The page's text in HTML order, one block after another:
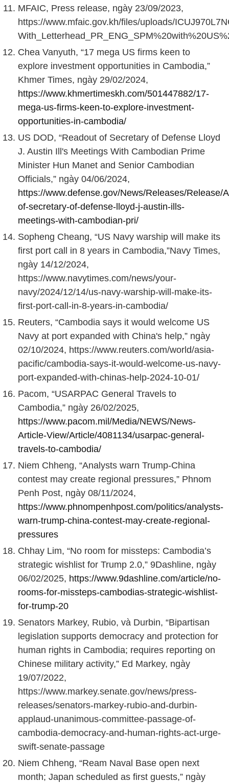
MFAIC, Press release, ngày 23/09/2023,
https://www.mfaic.gov.kh/files/uploads/
Chea Vanyuth, “17 mega US firms keen to
explore investment opportunities in Cambodia,”
Khmer Times, ngày 29/02/2024,
https://www.khmertimeskh.com/501447882/17-
mega-us-firms-keen-to-explore-investment-
opportunities-in-cambodia/
US DOD, “Readout of Secretary of Defense Lloyd
J. Austin Ill's Meetings With Cambodian Prime
Minister Hun Manet and Senior Cambodian
Officials,” ngày 04/06/2024,
https://www.defense.gov/News/Releases/Release/
of-secretary-of-defense-lloyd-j-austin-ills-
meetings-with-cambodian-pri/
Sopheng Cheang, “US Navy warship will make its
first port call in 8 years in Cambodia,”Navy Times,
ngày 14/12/2024,
https://www.navytimes.com/news/your-
navy/2024/12/14/us-navy-warship-will-make-its-
first-port-call-in-8-years-in-cambodia/
Reuters, “Cambodia says it would welcome US
Navy at port expanded with China's help,” ngày
02/10/2024, https://www.reuters.com/world/asia-
pacific/cambodia-says-it-would-welcome-us-navy-
port-expanded-with-chinas-help-2024-10-01/
Pacom, “USARPAC General Travels to
Cambodia,” ngày 26/02/2025,
https://www.pacom.mil/Media/NEWS/News-
Article-View/Article/4081134/usarpac-general-
travels-to-cambodia/
Niem Chheng, “Analysts warn Trump-China
contest may create regional pressures,” Phnom
Penh Post, ngày 08/11/2024,
https://www.phnompenhpost.com/politics/analysts-
warn-trump-china-contest-may-create-regional-
pressures
Chhay Lim, “No room for missteps: Cambodia’s
strategic wishlist for Trump 2.0,” 9Dashline, ngày
06/02/2025, https://www.9dashline.com/article/no-
rooms-for-missteps-cambodias-strategic-wishlist-
for-trump-20
Senators Markey, Rubio, và Durbin, “Bipartisan
legislation supports democracy and protection for
human rights in Cambodia; requires reporting on
Chinese military activity,” Ed Markey, ngày
19/07/2022,
https://www.markey.senate.gov/news/press-
releases/senators-markey-rubio-and-durbin-
applaud-unanimous-committee-passage-of-
cambodia-democracy-and-human-rights-act-urge-
swift-senate-passage
Niem Chheng, “Ream Naval Base open next
month; Japan scheduled as first guests,” ngày